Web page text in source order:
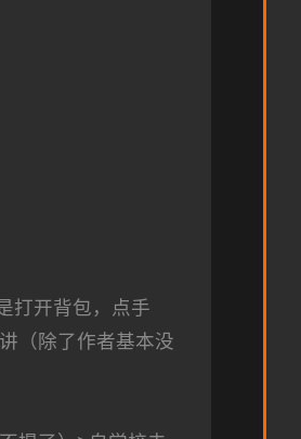
打开背包，点手
（除了作者基本没